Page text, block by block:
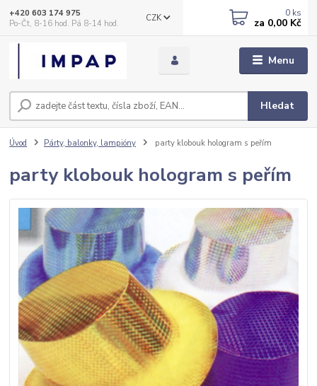
Menu
CZK
Hledat
+420 603 174 975
Po-Čt, 8-16 hod. Pá 8-14 hod.
0 ks
za 0,00 Kč
Úvod Párty, balonky, lampióny party klobouk hologram s peřím
party klobouk hologram s peřím